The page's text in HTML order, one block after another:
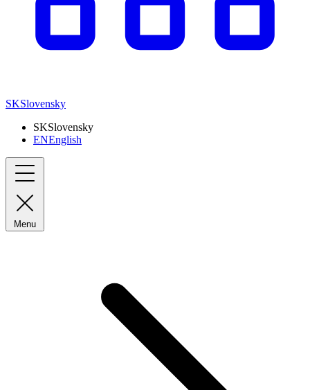
SKSlovensky
SKSlovensky
ENEnglish
Menu